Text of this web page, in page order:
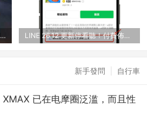
Mercedes-AMG GT 53入門亮相，身懷544PS出 LINE 26.12 更新停看聽！付費佈景主題爆發
新手發問 自行車
已在电摩圈泛滥，而且性